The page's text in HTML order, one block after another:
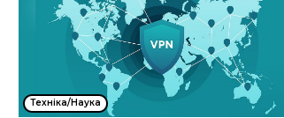
Техніка/Наука